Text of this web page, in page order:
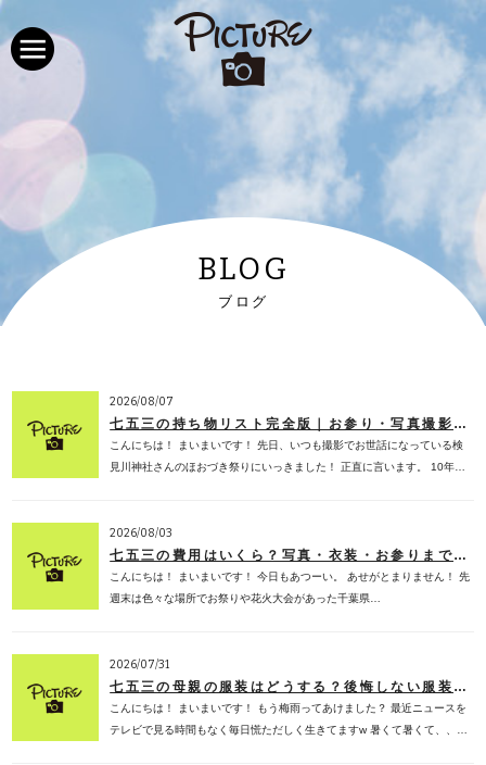
BLOG
ブログ
2026/08/07
七五三の持ち物リスト完全版｜お参り・写真撮影で必要なものを子ども専門フォトスタジオが解説【2026年版】
こんにちは！ まいまいです！ 先日、いつも撮影でお世話になっている検
見川神社さんのほおづき祭りにいっきました！ 正直に言います。 10年…
2026/08/03
七五三の費用はいくら？写真・衣装・お参りまでの相場を子ども専門フォトスタジオが徹底解説【2026年版】
こんにちは！ まいまいです！ 今日もあつーい。 あせがとまりません！ 先
週末は色々な場所でお祭りや花火大会があった千葉県…
2026/07/31
七五三の母親の服装はどうする？後悔しない服装選び・色・マナーを子ども専門フォトスタジオが徹底解説【2026年版】
こんにちは！ まいまいです！ もう梅雨ってあけました？ 最近ニュースを
テレビで見る時間もなく毎日慌ただしく生きてますw 暑くて暑くて、、…